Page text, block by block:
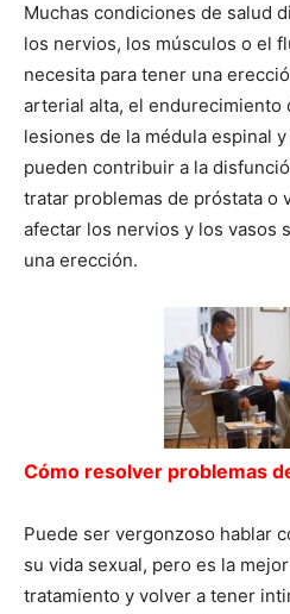
Muchas condiciones de salud
los nervios, los músculos o el
necesita para tener una
arterial alta, el endurecimiento
lesiones de la médula espinal
pueden contribuir a la
tratar problemas de próstata o
afectar los nervios y los vasos
una erección.
Cómo resolver problemas
Puede ser vergonzoso hablar
su vida sexual, pero es la
tratamiento y volver a tener